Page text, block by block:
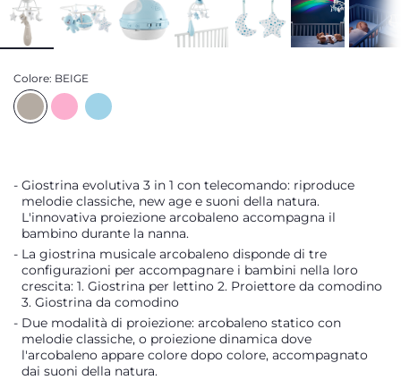
Colore: BEIGE
Giostrina evolutiva 3 in 1 con telecomando: riproduce
melodie classiche, new age e suoni della natura.
L'innovativa proiezione arcobaleno accompagna il
bambino durante la nanna.
La giostrina musicale arcobaleno disponde di tre
configurazioni per accompagnare i bambini nella loro
crescita: 1. Giostrina per lettino 2. Proiettore da comodino
3. Giostrina da comodino
Due modalità di proiezione: arcobaleno statico con
melodie classiche, o proiezione dinamica dove
l'arcobaleno appare colore dopo colore, accompagnato
dai suoni della natura.